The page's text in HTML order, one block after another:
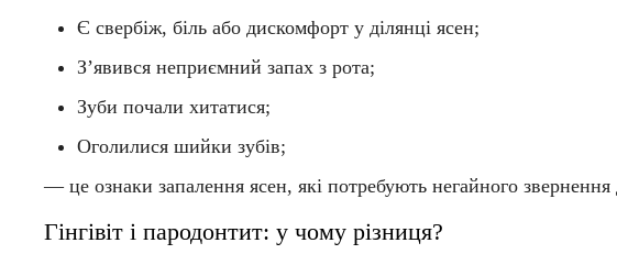
Є свербіж, біль або дискомфорт у ділянці ясен;
З’явився неприємний запах з рота;
Зуби почали хитатися;
Оголилися шийки зубів;
— це ознаки запалення ясен, які потребують негайного звернення
Гінгівіт і пародонтит: у чому різниця?